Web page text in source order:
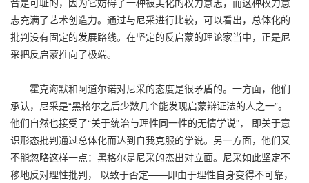
志充满了艺术创造力。通过与尼采进行比较，可以看出，总体化的
批判没有固定的发展路线。在坚定的反启蒙的理论家当中，正是尼
采把反启蒙推向了极端。
霍克海默和阿道尔诺对尼采的态度是很矛盾的。一方面，他们
承认，尼采是“黑格尔之后少数几个能发现启蒙辩证法的人之一”。
他们自然也接受了“关于统治与理性同一性的无情学说”， 即关于意
识形态批判通过总体化而达到自我克服的学说。另一方面，他们又
不能忽略这样一点：黑格尔是尼采的杰出对立面。尼采如此坚定不
移地反对理性批判， 以致于否定——即由于理性自身变得不可靠，